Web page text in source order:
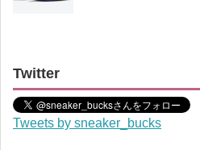
Twitter
Tweets by sneaker_bucks